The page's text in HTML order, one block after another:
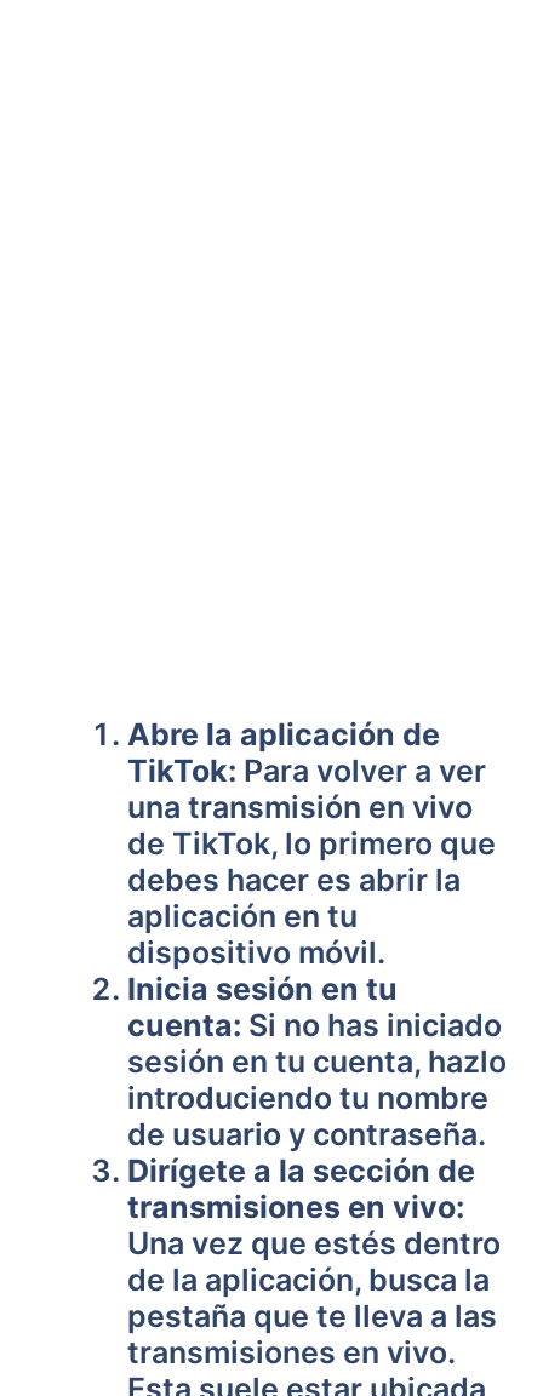
Abre la aplicación de
TikTok: Para volver a ver
una transmisión en vivo
de TikTok, lo primero que
debes hacer es abrir la
aplicación en tu
dispositivo móvil.
Inicia sesión en tu
cuenta: Si no has iniciado
sesión en tu cuenta, hazlo
introduciendo tu nombre
de usuario y contraseña.
Dirígete a la sección de
transmisiones en vivo:
Una vez que estés dentro
de la aplicación, busca la
pestaña que te lleva a las
transmisiones en vivo.
Esta suele estar ubicada